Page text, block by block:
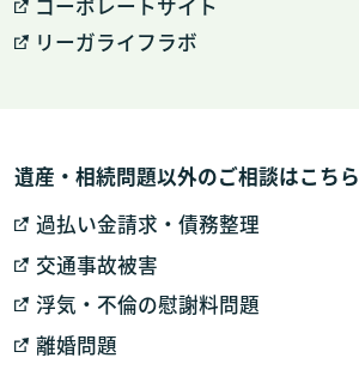
コーポレートサイト
リーガライフラボ
遺産・相続問題以外のご相談はこちら
過払い金請求・債務整理
交通事故被害
浮気・不倫の慰謝料問題
離婚問題